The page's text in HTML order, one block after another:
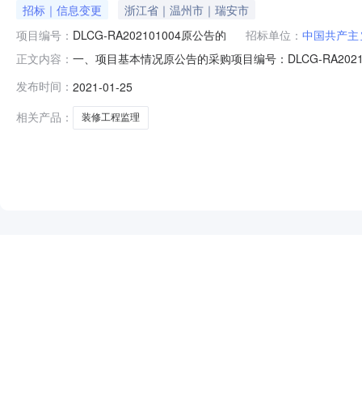
招标｜信息变更
浙江省｜温州市｜瑞安市
项目编号： DLCG-RA202101004原公告的 招标单位： 中国共产
正文内容： 一、项目基本情况原公告的采购项目编号：DLCG-
联系。1.采购人信息名称：中国共产主义青年团瑞安市
先生
发布时间： 2021-01-25
相关产品：
装修工程监理